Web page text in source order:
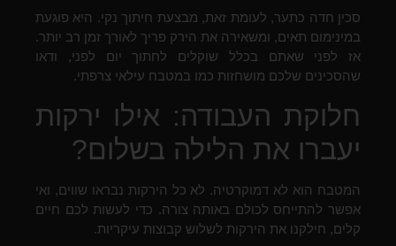
סכין חדה כתער, לעומת זאת, מבצעת חיתוך נקי. היא פוגעת
במינימום תאים, ומשאירה את הירק פריך לאורך זמן רב יותר.
אז לפני שאתם בכלל שוקלים לחתוך יום לפני, ודאו
שהסכינים שלכם מושחזות כמו במטבח עילאי צרפתי.
חלוקת העבודה: אילו ירקות
יעברו את הלילה בשלום?
המטבח הוא לא דמוקרטיה. לא כל הירקות נבראו שווים, ואי
אפשר להתייחס לכולם באותה צורה. כדי לעשות לכם חיים
קלים, חילקנו את הירקות לשלוש קבוצות עיקריות.